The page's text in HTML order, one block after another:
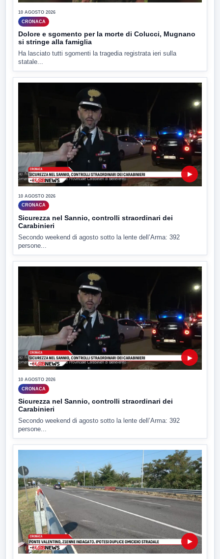
10 AGOSTO 2026
CRONACA
Dolore e sgomento per la morte di Colucci, Mugnano
si stringe alla famiglia
Ha lasciato tutti sgomenti la tragedia registrata ieri sulla
statale...
▶
10 AGOSTO 2026
CRONACA
Sicurezza nel Sannio, controlli straordinari dei
Carabinieri
Secondo weekend di agosto sotto la lente dell’Arma: 392
persone...
▶
10 AGOSTO 2026
CRONACA
Sicurezza nel Sannio, controlli straordinari dei
Carabinieri
Secondo weekend di agosto sotto la lente dell’Arma: 392
persone...
▶